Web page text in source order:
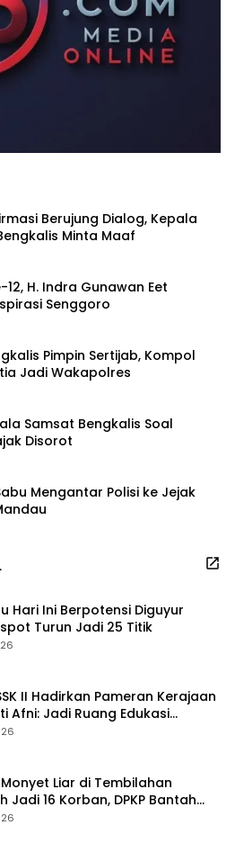
Berujung Dialog, Kepala
Minta Maaf
12, H. Indra Gunawan Eet
Senggoro
Pimpin Sertijab, Kompol
Jadi Wakapolres
Samsat Bengkalis Soal
Disorot
Mengantar Polisi ke Jejak
Hari Ini Berpotensi Diguyur
Turun Jadi 25 Titik
II Hadirkan Pameran Kerajaan
Afni: Jadi Ruang Edukasi
Liar di Tembilahan
Jadi 16 Korban, DPKP Bantah
Viral